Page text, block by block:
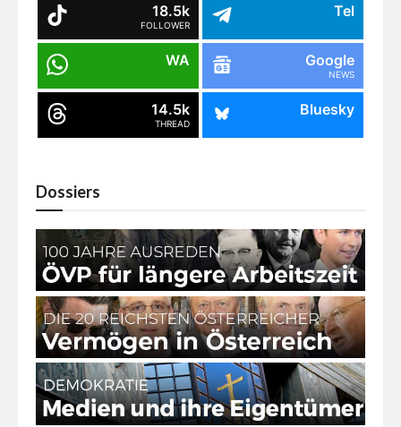
18.5k
FOLLOWER
Tel
WA Google
NEWS
14.5k
THREAD
Bluesky
Dossiers